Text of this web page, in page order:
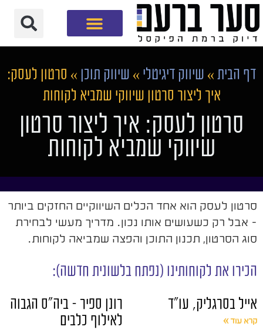
דף הבית » שיווק דיגיטלי » שיווק תוכן » סרטון לעסק:
איך ליצור סרטון שיווקי שמביא לקוחות
סרטון לעסק: איך ליצור סרטון
שיווקי שמביא לקוחות
סרטון לעסק הוא אחד הכלים השיווקיים החזקים ביותר
- אבל רק כשעושים אותו נכון. מדריך מעשי לבחירת
סוג הסרטון, תכנון התוכן והפצה שמביאה לקוחות.
הכירו את לקוחותינו (נפתח בלשונית חדשה):
אייל בסרגליק, עו"ד
קרא עוד »
רונן ספיר – ביה"ס הגבוה
לאילוף כלבים